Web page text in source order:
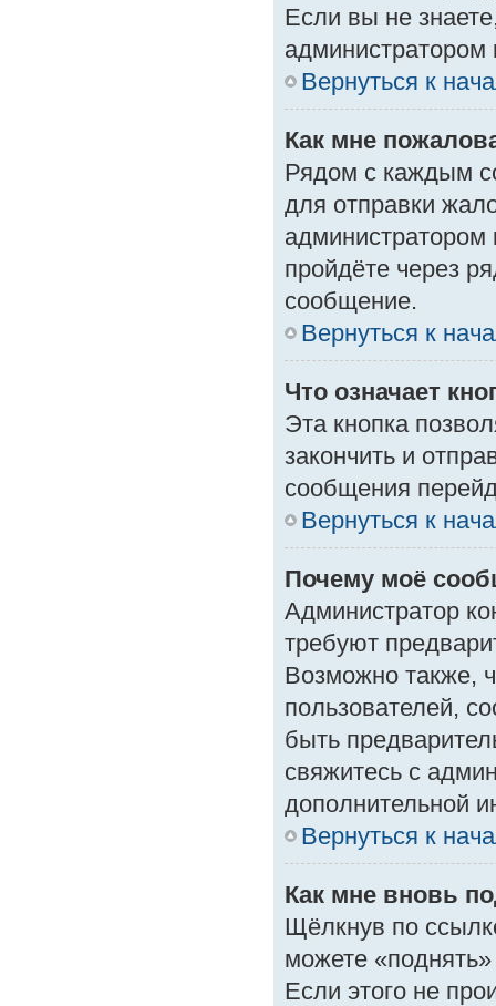
Если вы не
Вернуться к
Как мне
Рядом с каждым
для отправки
пройдёте через
сообщение.
Вернуться к
Что означает
Эта кнопка
закончить и
сообщения
Вернуться к
Почему моё
Администратор
требуют
Возможно также,
пользователей,
быть
свяжитесь с
дополнительной
Вернуться к
Как мне вновь
Щёлкнув по
можете
Если этого не